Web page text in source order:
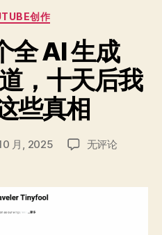
分
创作
全 AI 生成
，十天后我
些真相
月, 2025
我
一
无评论